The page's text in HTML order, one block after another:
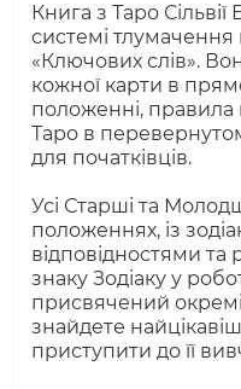
Книга з Таро
системі
«Ключових слів».
кожної карти в
положенні, правила
Таро в
для початківців.
Усі Старші та
положеннях, із
відповідностями
знаку Зодіаку у
присвячений
знайдете
приступити до її